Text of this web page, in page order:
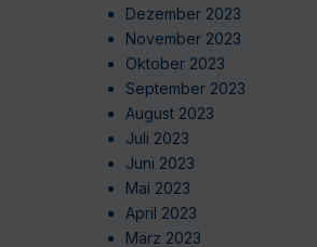
Dezember 2023
November 2023
Oktober 2023
September 2023
August 2023
Juli 2023
Juni 2023
Mai 2023
April 2023
März 2023